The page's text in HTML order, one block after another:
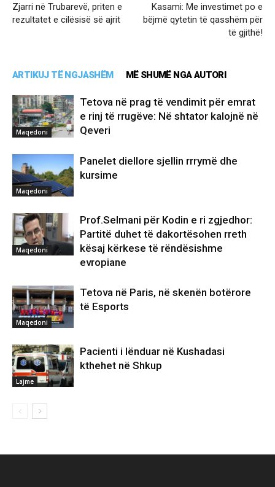
Zjarri në Trubarevë, priten e
rezultatet e cilësisë së ajrit
Kasami: Me investimet po e
bëjmë qytetin të qasshëm për
të gjithë!
ARTIKUJ TË NGJASHËM MË SHUMË NGA AUTORI
Maqedoni
Tetova në prag të vendimit për emrat
e rinj të rrugëve: Në shtator kalojnë në
Qeveri
Maqedoni
Panelet diellore sjellin rrrymë dhe
kursime
Maqedoni
Prof.Selmani për Kodin e ri zgjedhor:
Partitë duhet të dakortësohen rreth
kësaj kërkese të rëndësishme
evropiane
Maqedoni
Tetova në Paris, në skenën botërore
të Esports
Lajme
Pacienti i lënduar në Kushadasi
kthehet në Shkup